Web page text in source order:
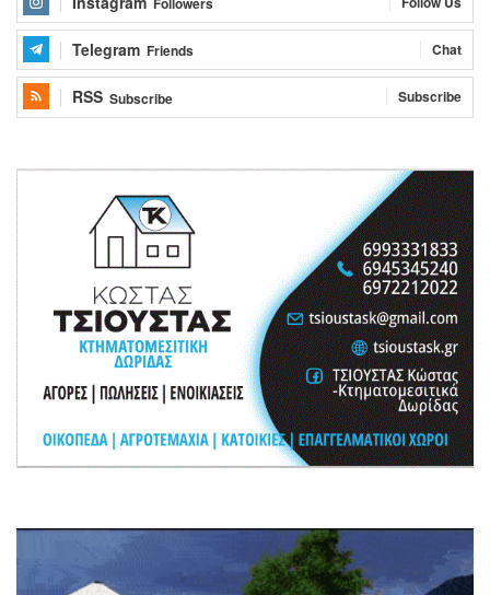
Telegram Friends Chat
RSS Subscribe Subscribe